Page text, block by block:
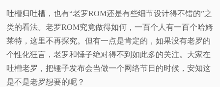
吐槽归吐槽，也有“老罗ROM还是有些细节设计得不错的”之
类的看法。老罗ROM究竟做得如何，一百个人有一百个哈姆
莱特，这里不再探究。但有一点是肯定的，如果没有老罗的
个性化狂言，老罗和锤子绝对得不到如此多的关注。大家在
吐槽老罗，把锤子发布会当做一个网络节日的时候，安知这
是不是老罗想要的呢？